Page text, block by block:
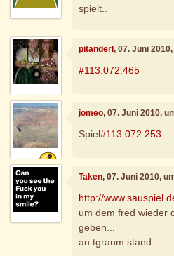
spielt..
pitanderl, 07. Juni
#113.072.465
jomeo, 07. Juni 2010,
Spiel#113.072.253
Taken, 07. Juni 2010,
http://
um dem fred wieder
geben...
an tgraum stand...